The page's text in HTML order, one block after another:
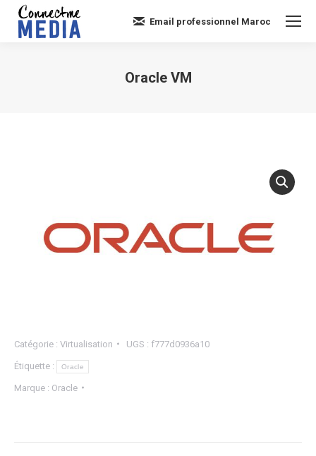
Email professionnel Maroc
Oracle VM
Catégorie : Virtualisation UGS : f777d0936a10
Étiquette : Oracle
Marque : Oracle